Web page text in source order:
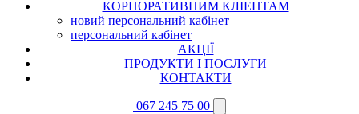
КОРПОРАТИВНИМ КЛІЕНТАМ
новий персональний кабінет
персональний кабінет
АКЦІЇ
ПРОДУКТИ І ПОСЛУГИ
КОНТАКТИ
067 245 75 00